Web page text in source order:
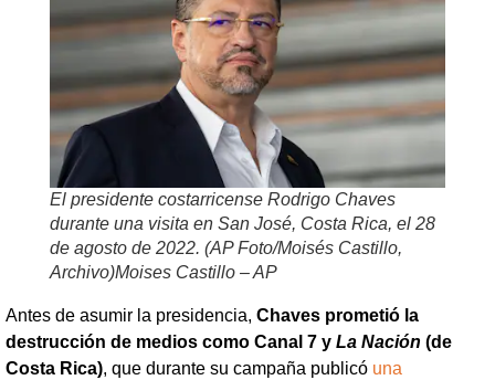
El presidente costarricense Rodrigo Chaves
durante una visita en San José, Costa Rica, el 28
de agosto de 2022. (AP Foto/Moisés Castillo,
Archivo)Moises Castillo – AP
Antes de asumir la presidencia, Chaves prometió la
destrucción de medios como Canal 7 y La Nación (de
Costa Rica), que durante su campaña publicó una